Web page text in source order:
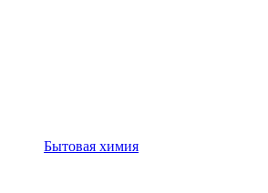
Бытовая химия